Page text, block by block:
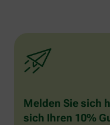
Melden Sie sich
sich Ihren 10%